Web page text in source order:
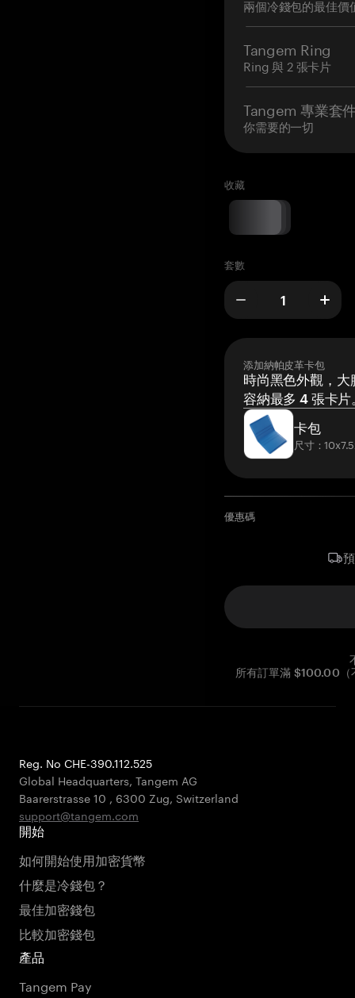
兩個冷錢包的最佳價
Tangem Ring
Ring 與 2 張卡片
Tangem 專業套
你需要的一切
收藏
套數
添加納帕皮革卡包
時尚黑色外觀，大
容納最多 4 張卡片
卡包
尺寸：
優惠碼
所有訂單滿 $100.00（
Reg. No CHE-390.112.525
Global Headquarters, Tangem AG
Baarerstrasse 10 , 6300 Zug, Switzerland
support@tangem.com
開始
如何開始使用加密貨幣
什麼是冷錢包？
最佳加密錢包
比較加密錢包
產品
Tangem Pay